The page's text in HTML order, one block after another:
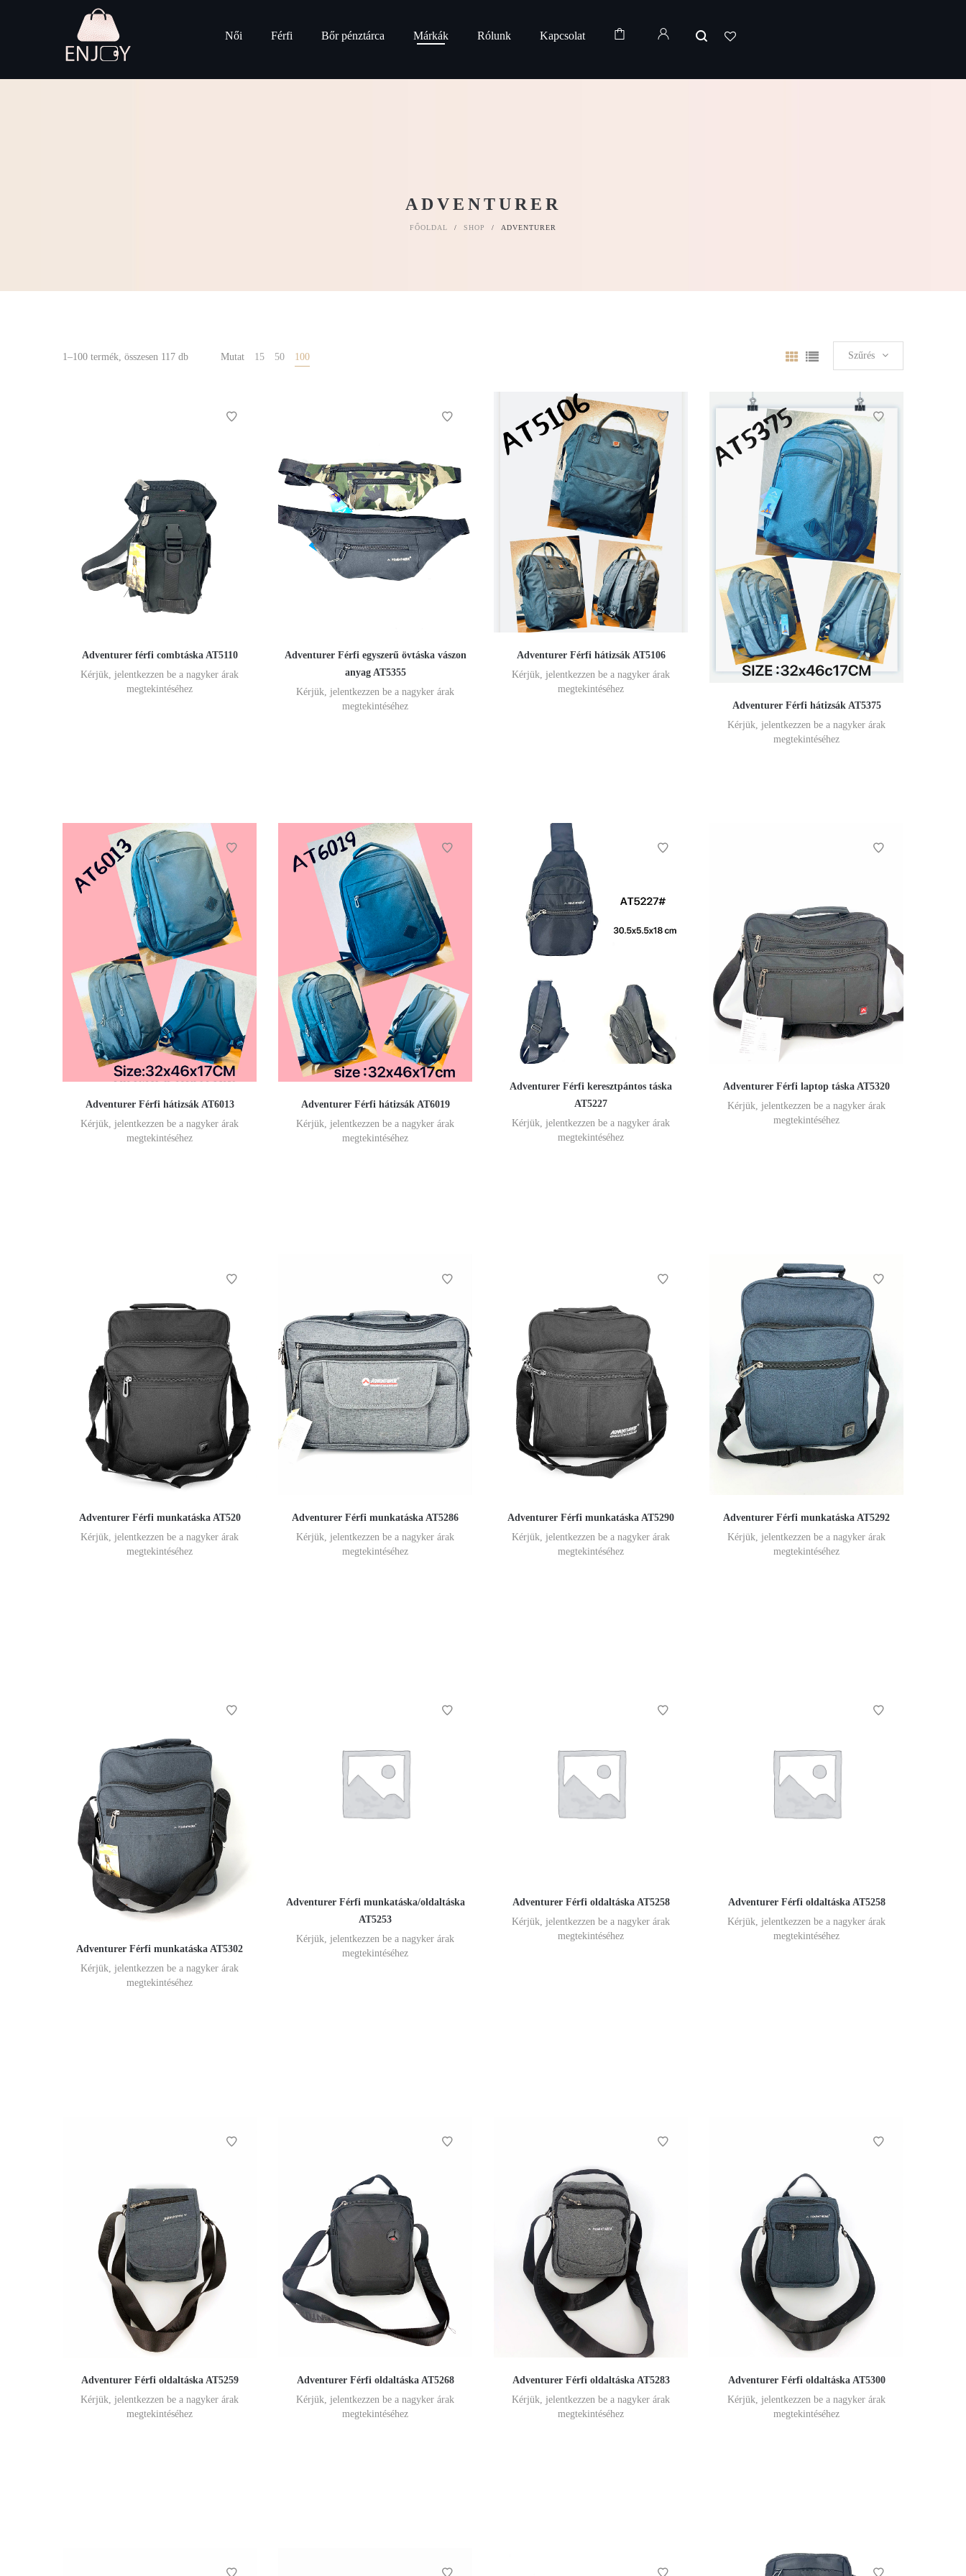
Női Férfi Bőr pénztárca Márkák Rólunk Kapcsolat
ADVENTURER
FŐOLDAL / SHOP / ADVENTURER
1–100 termék, összesen 117 db Mutat 15 50 100 Szűrés
Adventurer férfi combtáska AT5110
Kérjük, jelentkezzen be a nagyker árak
megtekintéséhez
Adventurer Férfi egyszerű övtáska vászon
anyag AT5355
Kérjük, jelentkezzen be a nagyker árak
megtekintéséhez
Adventurer Férfi hátizsák AT5106
Kérjük, jelentkezzen be a nagyker árak
megtekintéséhez
Adventurer Férfi hátizsák AT5375
Kérjük, jelentkezzen be a nagyker árak
megtekintéséhez
Adventurer Férfi hátizsák AT6013
Kérjük, jelentkezzen be a nagyker árak
megtekintéséhez
Adventurer Férfi hátizsák AT6019
Kérjük, jelentkezzen be a nagyker árak
megtekintéséhez
Adventurer Férfi keresztpántos táska
AT5227
Kérjük, jelentkezzen be a nagyker árak
megtekintéséhez
Adventurer Férfi laptop táska AT5320
Kérjük, jelentkezzen be a nagyker árak
megtekintéséhez
Adventurer Férfi munkatáska AT520
Kérjük, jelentkezzen be a nagyker árak
megtekintéséhez
Adventurer Férfi munkatáska AT5286
Kérjük, jelentkezzen be a nagyker árak
megtekintéséhez
Adventurer Férfi munkatáska AT5290
Kérjük, jelentkezzen be a nagyker árak
megtekintéséhez
Adventurer Férfi munkatáska AT5292
Kérjük, jelentkezzen be a nagyker árak
megtekintéséhez
Adventurer Férfi munkatáska AT5302
Kérjük, jelentkezzen be a nagyker árak
megtekintéséhez
Adventurer Férfi munkatáska/oldaltáska
AT5253
Kérjük, jelentkezzen be a nagyker árak
megtekintéséhez
Adventurer Férfi oldaltáska AT5258
Kérjük, jelentkezzen be a nagyker árak
megtekintéséhez
Adventurer Férfi oldaltáska AT5258
Kérjük, jelentkezzen be a nagyker árak
megtekintéséhez
Adventurer Férfi oldaltáska AT5259
Kérjük, jelentkezzen be a nagyker árak
megtekintéséhez
Adventurer Férfi oldaltáska AT5268
Kérjük, jelentkezzen be a nagyker árak
megtekintéséhez
Adventurer Férfi oldaltáska AT5283
Kérjük, jelentkezzen be a nagyker árak
megtekintéséhez
Adventurer Férfi oldaltáska AT5300
Kérjük, jelentkezzen be a nagyker árak
megtekintéséhez